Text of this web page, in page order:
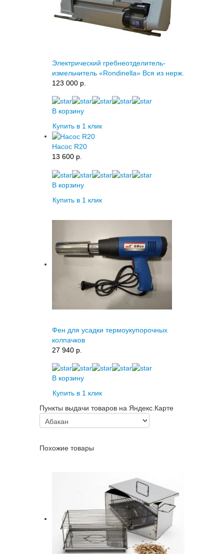
Электрический гребнеотделитель-
измельчитель «Rondinella» Вся из нерж.
123 000 p.
В корзину
Купить в 1 клик
Насос R20
13 600 p.
В корзину
Купить в 1 клик
Фен для усадки термоукупорочных
колпачков
27 940 p.
В корзину
Купить в 1 клик
Пункты выдачи товаров на Яндекс.Карте
Похожие товары